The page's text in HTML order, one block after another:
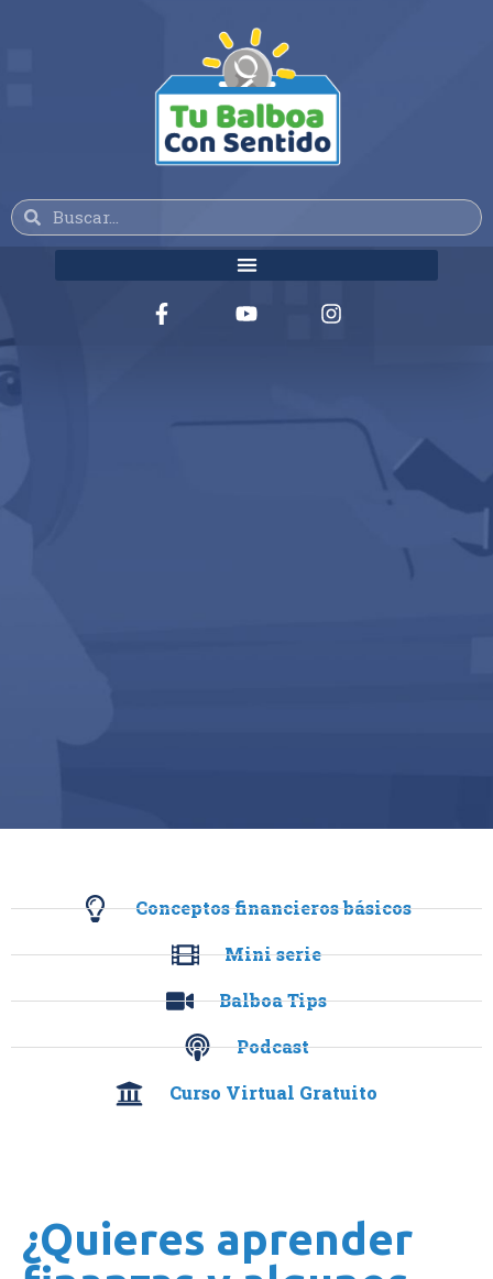
¡Aprende educación
financiera con ‘Tu Balboa
Conceptos financieros básicos
Mini serie
Balboa Tips
Podcast
Curso Virtual Gratuito
¿Quieres aprender